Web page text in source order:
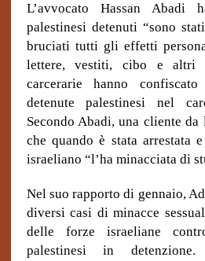
L’avvocato Hassan Abadi
palestinesi detenuti “sono
bruciati tutti gli effetti
lettere, vestiti, cibo e altri
carcerarie hanno
detenute palestinesi nel
Secondo Abadi, una cliente
che quando è stata arrestata
israeliano “l’ha minacciata di
Nel suo rapporto di gennaio,
diversi casi di minacce
delle forze israeliane
palestinesi in detenzione.